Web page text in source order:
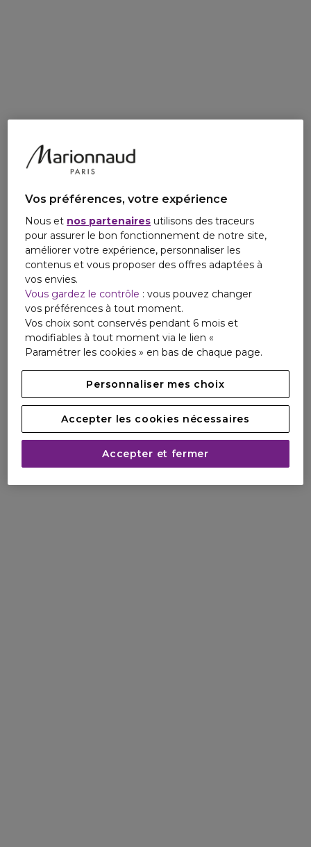
Vos préférences, votre expérience
Nous et nos partenaires utilisons des traceurs
pour assurer le bon fonctionnement de notre site,
améliorer votre expérience, personnaliser les
contenus et vous proposer des offres adaptées à
vos envies.
Vous gardez le contrôle : vous pouvez changer
vos préférences à tout moment.
Vos choix sont conservés pendant 6 mois et
modifiables à tout moment via le lien «
Paramétrer les cookies » en bas de chaque page.
Personnaliser mes choix
Accepter les cookies nécessaires
Accepter et fermer